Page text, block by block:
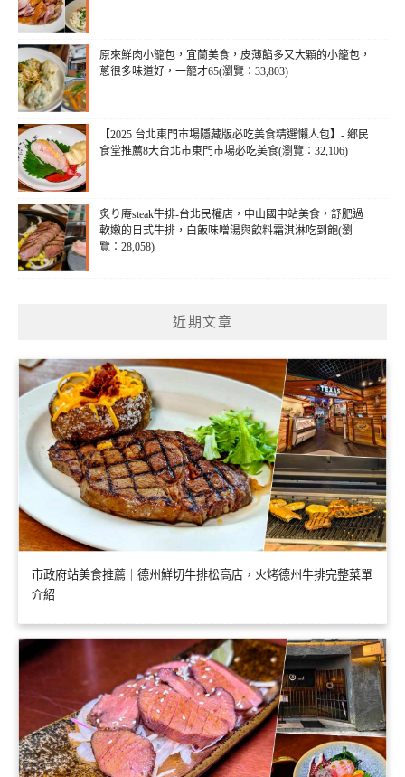
原來鮮肉小籠包，宜蘭美食，皮薄餡多又大顆的小籠包，
蔥很多味道好，一籠才65(瀏覽：33,803)
【2025 台北東門市場隱藏版必吃美食精選懶人包】- 鄉民
食堂推薦8大台北市東門市場必吃美食(瀏覽：32,106)
炙り庵steak牛排-台北民權店，中山國中站美食，舒肥過
軟嫩的日式牛排，白飯味噌湯與飲料霜淇淋吃到飽(瀏
覽：28,058)
近期文章
市政府站美食推薦｜德州鮮切牛排松高店，火烤德州牛排完整菜單
介紹